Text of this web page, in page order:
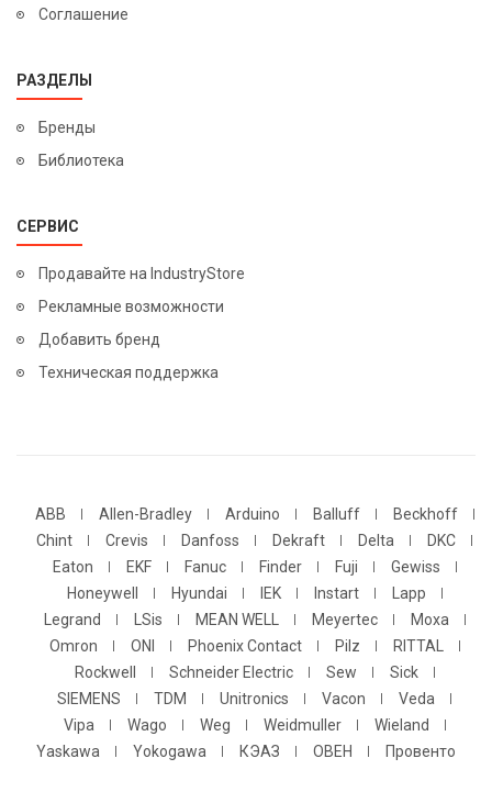
Соглашение
РАЗДЕЛЫ
Бренды
Библиотека
СЕРВИС
Продавайте на IndustryStore
Рекламные возможности
Добавить бренд
Техническая поддержка
ABB Allen-Bradley Arduino Balluff
Beckhoff
Chint
Crevis Danfoss Dekraft Delta
DKC
Eaton
EKF Fanuc Finder Fuji
Gewiss
Honeywell
Hyundai IEK Instart
Lapp
Legrand
LSis MEAN WELL Meyertec
Moxa
Omron
ONI Phoenix Contact Pilz
RITTAL
Rockwell
Schneider Electric Sew
Sick
SIEMENS
TDM Unitronics Vacon
Veda
Vipa
Wago Weg Weidmuller
Wieland
Yaskawa
Yokogawa КЭАЗ ОВЕН Провенто